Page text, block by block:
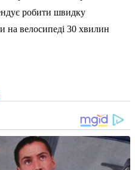
робити швидку
на велосипеді 30 хвилин